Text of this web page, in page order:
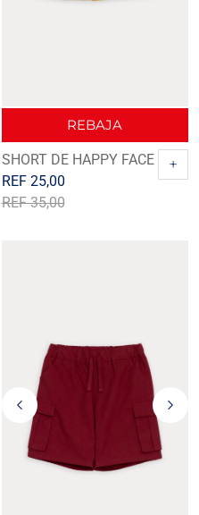
REBAJA
SHORT DE HAPPY FACE
REF35,00
REF 25,00
+